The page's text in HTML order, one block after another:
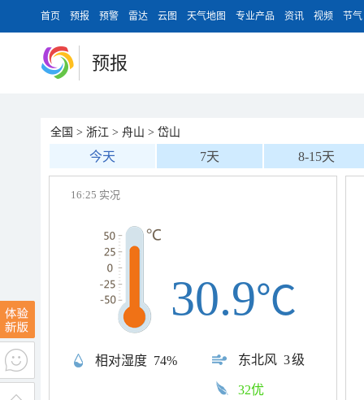
首页 预报 预警 雷达 云图 天气地图 专业产品 资讯 视频 节气
预报
全国 > 浙江 > 舟山 > 岱山
今天 7天 8-15天
16:25 实况
相对湿度 74% 东北风 3级
30.9℃
32优